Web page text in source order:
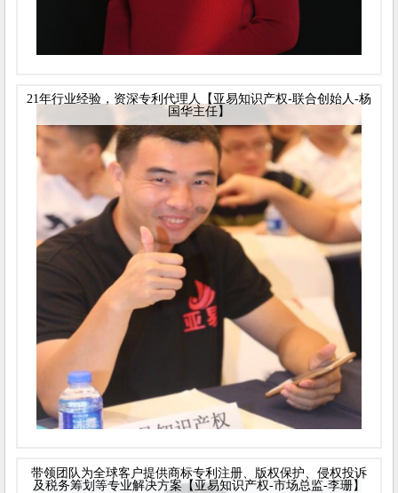
21年行业经验，资深专利代理人【亚易知识产权-联合创始人-杨
国华主任】
带领团队为全球客户提供商标专利注册、版权保护、侵权投诉
及税务筹划等专业解决方案【亚易知识产权-市场总监-李珊】